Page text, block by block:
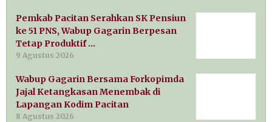
Pemkab Pacitan Serahkan SK Pensiun
ke 51 PNS, Wabup Gagarin Berpesan
Tetap Produktif …
9 Agustus 2026
Wabup Gagarin Bersama Forkopimda
Jajal Ketangkasan Menembak di
Lapangan Kodim Pacitan
8 Agustus 2026